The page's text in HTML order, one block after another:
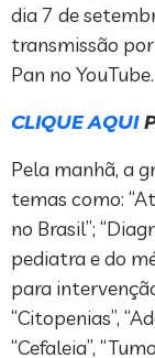
dia 7 de
transmissão
Pan no YouTube.
CLIQUE AQUI
Pela manhã, a
temas como:
no Brasil”;
pediatra e do
para
“Citopenias”,
“Cefaleia”,